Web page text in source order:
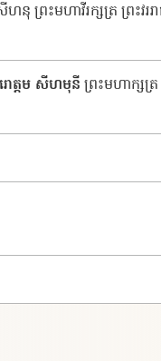
នុ ​ព្រះ​មហា​វីរ​ក្សត្រ​ ​ព្រះវ​រ​រ
ោត្តម​ ​សី​ហ​មុនី ព្រះមហាក្សត្រ​